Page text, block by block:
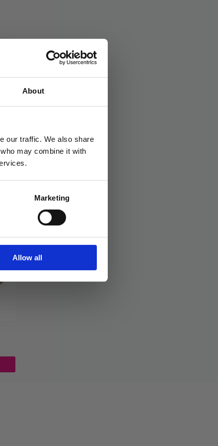
About
our traffic. We also share
may combine it with
Marketing
Allow all